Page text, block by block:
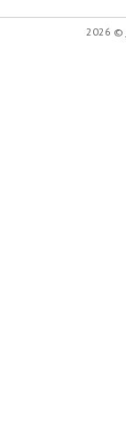
2026 ©